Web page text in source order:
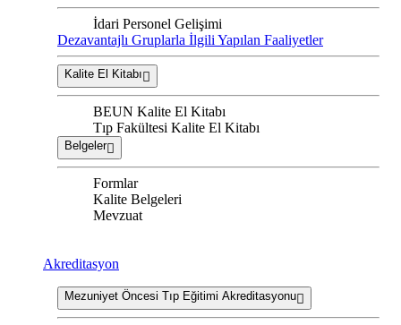
İdari Personel Gelişimi
Dezavantajlı Gruplarla İlgili Yapılan Faaliyetler
Kalite El Kitabı
BEUN Kalite El Kitabı
Tıp Fakültesi Kalite El Kitabı
Belgeler
Formlar
Kalite Belgeleri
Mevzuat
Akreditasyon
Mezuniyet Öncesi Tıp Eğitimi Akreditasyonu